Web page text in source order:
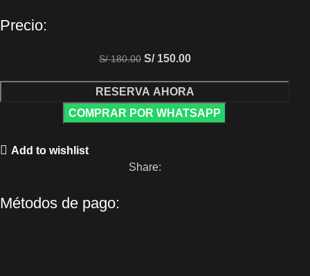
Precio:
S/180.00 S/150.00
RESERVA AHORA
COMPRAR POR WHATSAPP
Add to wishlist
Share:
Métodos de pago: